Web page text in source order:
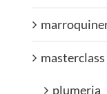
masterclass
plumeria